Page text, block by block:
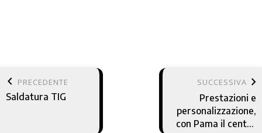
keyboard_arrow_left PRECEDENTE
Saldatura TIG
SUCCESSIVA keyboard_arrow_right
Prestazioni e
personalizzazione,
con Pama il centro